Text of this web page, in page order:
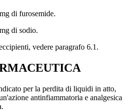
di furosemide.
di sodio.
vedere paragrafo 6.1.
per la perdita di liquidi in atto,
antinfiammatoria e analgesica